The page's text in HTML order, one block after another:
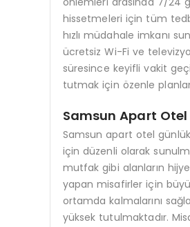
hissetmeleri için tüm
hızlı müdahale imkanı
ücretsiz Wi-Fi ve
süresince keyifli vakit
tutmak için özenle
Samsun Apart
Samsun apart otel
için düzenli olarak
mutfak gibi alanların
yapan misafirler için
ortamda kalmalarını
yüksek tutulmaktadır.